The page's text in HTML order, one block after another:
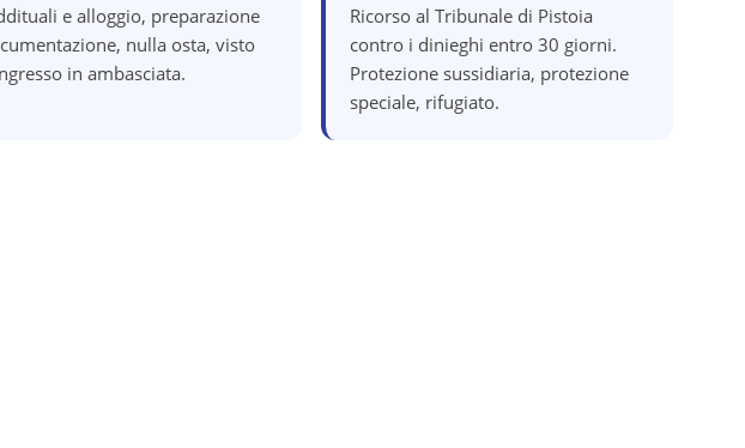
e alloggio, preparazione
nulla osta, visto
in ambasciata.
Ricorso al Tribunale di Pistoia
contro i dinieghi entro 30 giorni.
Protezione sussidiaria, protezione
speciale, rifugiato.